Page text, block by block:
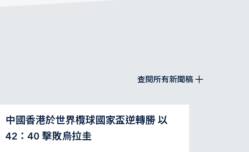
查閱所有新聞稿
中國香港於世界欖球國家盃逆轉勝 以
42：40 擊敗烏拉圭